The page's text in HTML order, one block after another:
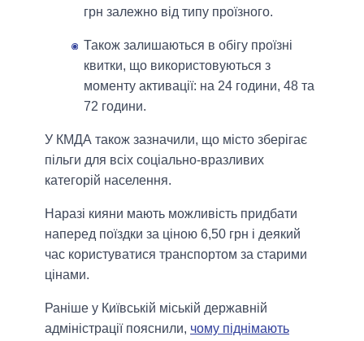
грн залежно від типу проїзного.
Також залишаються в обігу проїзні
квитки, що використовуються з
моменту активації: на 24 години, 48 та
72 години.
У КМДА також зазначили, що місто зберігає
пільги для всіх соціально-вразливих
категорій населення.
Наразі кияни мають можливість придбати
наперед поїздки за ціною 6,50 грн і деякий
час користуватися транспортом за старими
цінами.
Раніше у Київській міській державній
адміністрації пояснили, чому піднімають